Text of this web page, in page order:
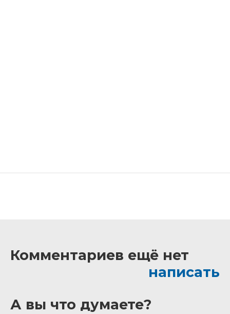
Комментариев ещё нет
написать
А вы что думаете?